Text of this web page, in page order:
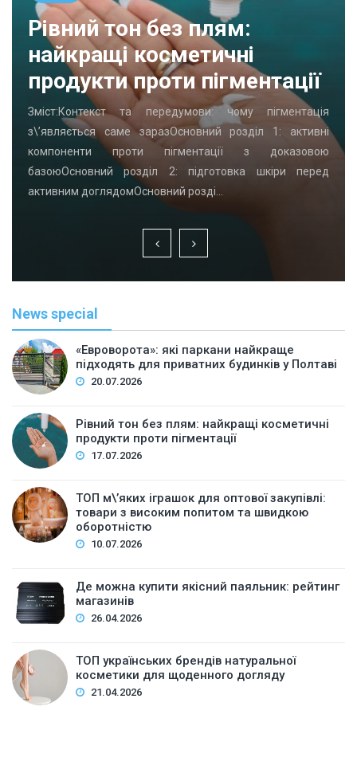
Рівний тон без плям:
найкращі косметичні
продукти проти пігментації
Зміст:Контекст та передумови: чому пігментація
з\’являється саме заразОсновний розділ 1: активні
компоненти проти пігментації з доказовою
базоюОсновний розділ 2: підготовка шкіри перед
активним доглядомОсновний розді…
News special
«Евроворота»: які паркани найкраще
підходять для приватних будинків у Полтаві
20.07.2026
Рівний тон без плям: найкращі косметичні
продукти проти пігментації
17.07.2026
ТОП м\’яких іграшок для оптової закупівлі:
товари з високим попитом та швидкою
оборотністю
10.07.2026
Де можна купити якісний паяльник: рейтинг
магазинів
26.04.2026
ТОП українських брендів натуральної
косметики для щоденного догляду
21.04.2026